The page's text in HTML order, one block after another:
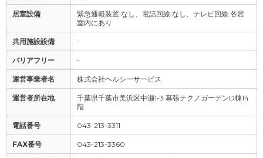
居室設備
緊急通報装置:なし、電話回線:なし、テレビ回線:各居
室内にあり
共用施設設備 -
バリアフリー -
運営事業者名 株式会社ヘルシーサービス
運営者所在地
千葉県千葉市美浜区中瀬1-3 幕張テクノガーデンD棟14
階
電話番号 043-213-3311
FAX番号 043-213-3360